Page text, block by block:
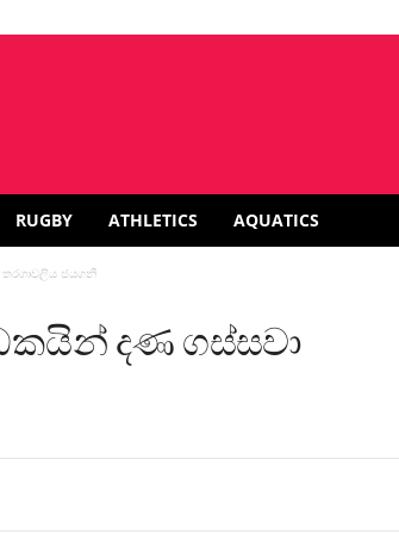
RUGBY ATHLETICS AQUATICS
ජයගනී
දණ ගස්සවා